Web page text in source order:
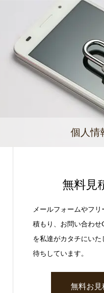
個人情
無料見
メールフォームやフ
積もり、お問い合わ
を私達がカタチにい
待ちしています。
無料お見